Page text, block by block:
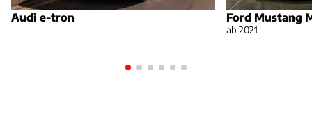
Audi e-tron Ford Mustang
ab 2021